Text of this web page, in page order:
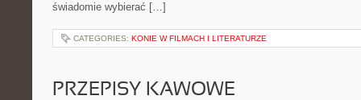
świadomie wybierać […]
CATEGORIES: KONIE W FILMACH I LITERATURZE
PRZEPISY KAWOWE